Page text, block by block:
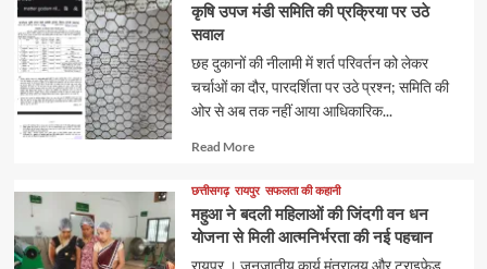
कृषि उपज मंडी समिति की प्रक्रिया पर उठे
सवाल
छह दुकानों की नीलामी में शर्त परिवर्तन को लेकर
चर्चाओं का दौर, पारदर्शिता पर उठे प्रश्न; समिति की
ओर से अब तक नहीं आया आधिकारिक...
Read MoreRead
about
छत्तीसगढ़ रायपुर सफलता की कहानी
महुआ ने बदली महिलाओं की जिंदगी वन धन
योजना से मिली आत्मनिर्भरता की नई पहचान
रायपुर । जनजातीय कार्य मंत्रालय और ट्राइफेड